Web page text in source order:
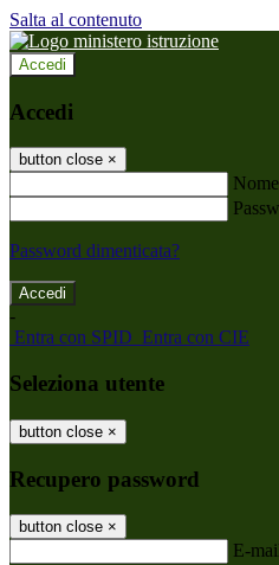
Salta al contenuto
Accedi
Accedi
button close ×
Password dimenticata?
-
Entra con SPID Entra con CIE
Seleziona utente
button close ×
Recupero password
button close ×
E-